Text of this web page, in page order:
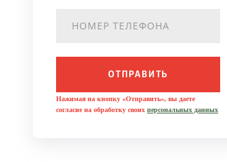
ОТПРАВИТЬ
Нажимая на кнопку «Отправить», вы даете
согласие на обработку своих персональных данных